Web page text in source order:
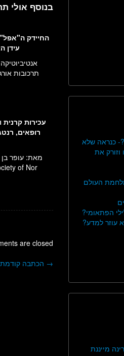
בנוסף אולי
החיידק
עידן
תרכובות
עכירות קרנית
רופאים,
of Nor...
are closed.
ניווט בפוסטים
→ הכתבה קודמת
כנראה שלא
את
העולם
הפתאומי?
עוזר למדע?
מייננת